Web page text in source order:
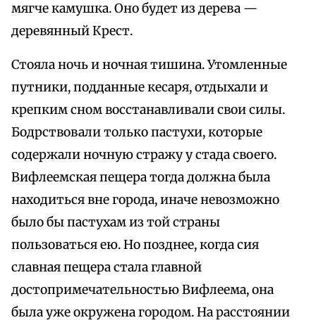
мягче камушка. Оно будет из дерева —
деревянный Крест.
Стояла ночь и ночная тишина. Утомленные
путники, подданные кесаря, отдыхали и
крепким сном восстанавливали свои силы.
Бодрствовали только пастухи, которые
содержали ночную стражу у стада своего.
Вифлеемская пещера тогда должна была
находиться вне города, иначе невозможно
было бы пастухам из той страны
пользоваться ею. Но позднее, когда сия
славная пещера стала главной
достопримечательностью Вифлеема, она
была уже окружена городом. На расстоянии